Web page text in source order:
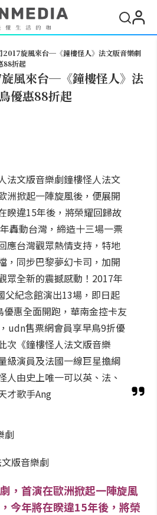
2017旋風來台─《鐘樓怪人》法文版音樂劇
88折起
風來台─《鐘樓怪人》法
優惠88折起
法文版音樂劇鐘樓怪人法文
洲掀起一陣旋風後，便展開
睽違15年後，將榮耀回歸故
轟動台灣，締造十三場一票
應台灣觀眾熱情支持，特地
，同步巴黎夢幻卡司，加開
眾全新的震撼感動！2017年
父紀念館演出13場，即日起
惠全面開跑，華南金控卡友
udn售票網會員享早鳥9折優
次《鐘樓怪人法文版音樂
級演員及法國一線巨星擔綱
人由史上唯一可以英、法、
才歌手Ang
版音樂劇
，首演在歐洲掀起一陣旋風
今年將在睽違15年後，將榮